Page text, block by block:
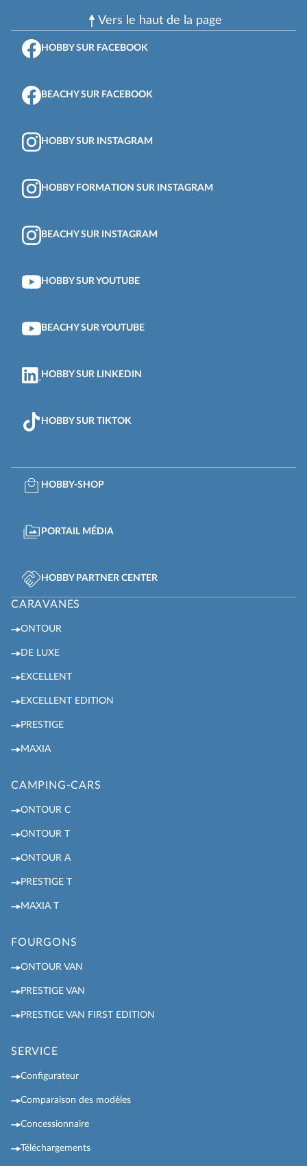
Vers le haut de la page
HOBBY SUR FACEBOOK
BEACHY SUR FACEBOOK
HOBBY SUR INSTAGRAM
HOBBY FORMATION SUR INSTAGRAM
BEACHY SUR INSTAGRAM
HOBBY SUR YOUTUBE
BEACHY SUR YOUTUBE
HOBBY SUR LINKEDIN
HOBBY SUR TIKTOK
HOBBY-SHOP
PORTAIL MÉDIA
HOBBY PARTNER CENTER
CARAVANES
ONTOUR
DE LUXE
EXCELLENT
EXCELLENT EDITION
PRESTIGE
MAXIA
CAMPING-CARS
ONTOUR C
ONTOUR T
ONTOUR A
PRESTIGE T
MAXIA T
FOURGONS
ONTOUR VAN
PRESTIGE VAN
PRESTIGE VAN FIRST EDITION
SERVICE
Configurateur
Comparaison des modèles
Concessionnaire
Téléchargements